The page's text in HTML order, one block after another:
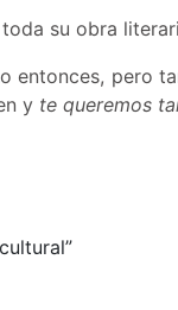
su obra
entonces, pero
y te queremos